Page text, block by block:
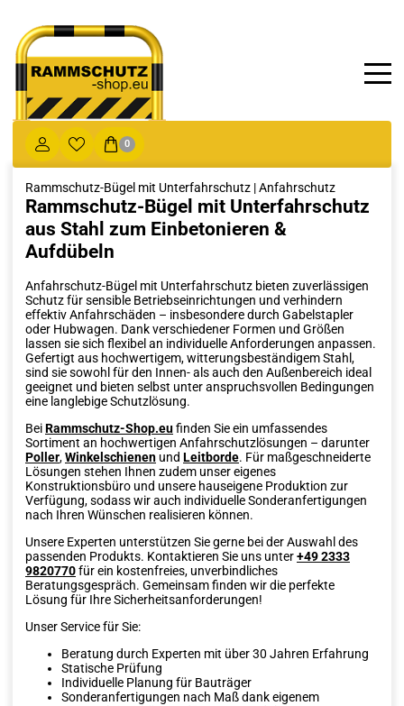
0
Rammschutz-Bügel mit Unterfahrschutz | Anfahrschutz
Rammschutz-Bügel mit Unterfahrschutz
aus Stahl zum Einbetonieren &
Aufdübeln
Anfahrschutz-Bügel mit Unterfahrschutz bieten zuverlässigen
Schutz für sensible Betriebseinrichtungen und verhindern
effektiv Anfahrschäden – insbesondere durch Gabelstapler
oder Hubwagen. Dank verschiedener Formen und Größen
lassen sie sich flexibel an individuelle Anforderungen anpassen.
Gefertigt aus hochwertigem, witterungsbeständigem Stahl,
sind sie sowohl für den Innen- als auch den Außenbereich ideal
geeignet und bieten selbst unter anspruchsvollen Bedingungen
eine langlebige Schutzlösung.
BeiRammschutz-Shop.eufinden Sie ein umfassendes
Sortiment an hochwertigen Anfahrschutzlösungen – darunter
Poller,Winkelschienen und Leitborde. Für maßgeschneiderte
Lösungen stehen Ihnen zudem unser eigenes
Konstruktionsbüro und unsere hauseigene Produktion zur
Verfügung, sodass wir auch individuelle Sonderanfertigungen
nach Ihren Wünschen realisieren können.
Unsere Experten unterstützen Sie gerne bei der Auswahl des
passenden Produkts. Kontaktieren Sie uns unter+49 2333
9820770für ein kostenfreies, unverbindliches
Beratungsgespräch. Gemeinsam finden wir die perfekte
Lösung für Ihre Sicherheitsanforderungen!
Unser Service für Sie:
Beratung durch Experten mit über 30 Jahren Erfahrung
Statische Prüfung
Individuelle Planung für Bauträger
Sonderanfertigungen nach Maß dank eigenem